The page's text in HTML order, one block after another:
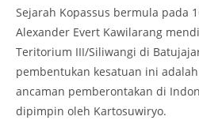
Sejarah Kopassus bermula pada
Alexander Evert Kawilarang
Teritorium III/Siliwangi di
pembentukan kesatuan ini
ancaman pemberontakan di
dipimpin oleh Kartosuwiryo.